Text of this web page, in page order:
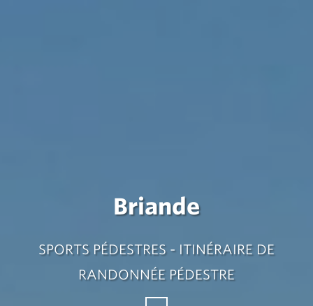
Briande
SPORTS PÉDESTRES - ITINÉRAIRE DE
RANDONNÉE PÉDESTRE